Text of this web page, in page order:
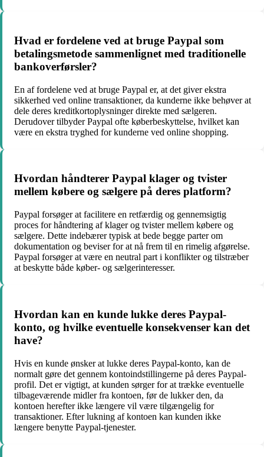
Hvad er fordelene ved at bruge Paypal som
betalingsmetode sammenlignet med traditionelle
bankoverførsler?
En af fordelene ved at bruge Paypal er, at det giver ekstra
sikkerhed ved online transaktioner, da kunderne ikke behøver at
dele deres kreditkortoplysninger direkte med sælgeren.
Derudover tilbyder Paypal ofte køberbeskyttelse, hvilket kan
være en ekstra tryghed for kunderne ved online shopping.
Hvordan håndterer Paypal klager og tvister
mellem købere og sælgere på deres platform?
Paypal forsøger at facilitere en retfærdig og gennemsigtig
proces for håndtering af klager og tvister mellem købere og
sælgere. Dette indebærer typisk at bede begge parter om
dokumentation og beviser for at nå frem til en rimelig afgørelse.
Paypal forsøger at være en neutral part i konflikter og tilstræber
at beskytte både køber- og sælgerinteresser.
Hvordan kan en kunde lukke deres Paypal-
konto, og hvilke eventuelle konsekvenser kan det
have?
Hvis en kunde ønsker at lukke deres Paypal-konto, kan de
normalt gøre det gennem kontoindstillingerne på deres Paypal-
profil. Det er vigtigt, at kunden sørger for at trække eventuelle
tilbageværende midler fra kontoen, før de lukker den, da
kontoen herefter ikke længere vil være tilgængelig for
transaktioner. Efter lukning af kontoen kan kunden ikke
længere benytte Paypal-tjenester.